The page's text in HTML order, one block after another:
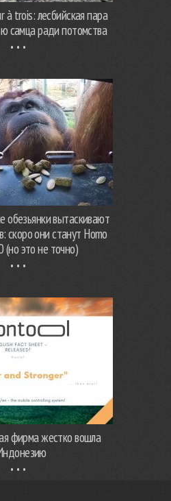
à trois: лесбийская пара
самца ради потомства
обезьянки вытаскивают
скоро они станут Homo
(но это не точно)
фирма жестко вошла